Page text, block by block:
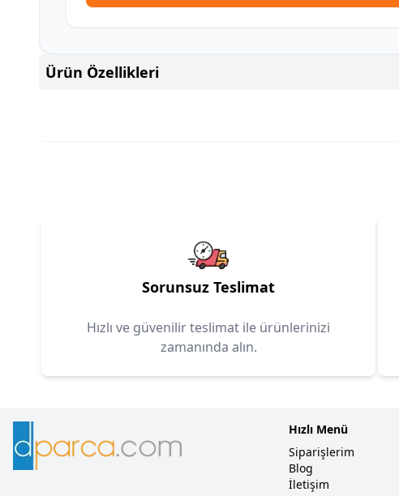
Ürün Özellikleri
Sorunsuz Teslimat
Hızlı ve güvenilir teslimat ile ürünlerinizi
zamanında alın.
Hızlı Menü
Siparişlerim
Blog
İletişim